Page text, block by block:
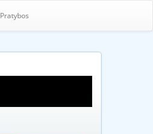
Pratybos